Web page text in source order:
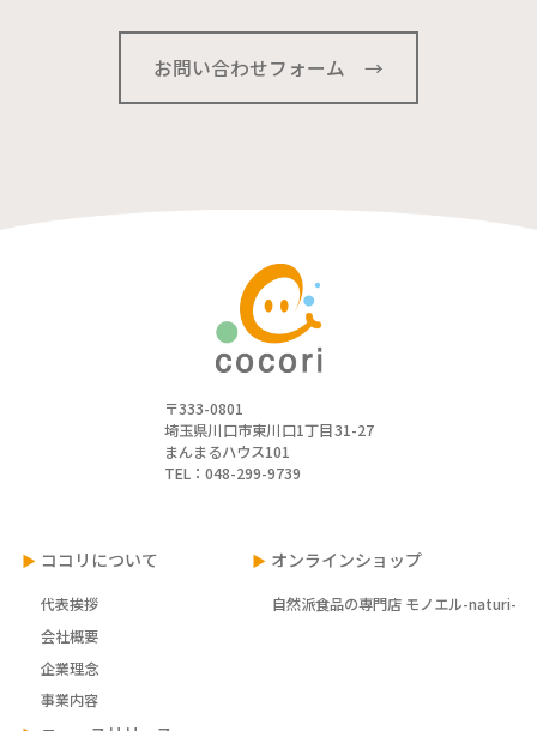
お問い合わせフォーム
〒333-0801
埼玉県川口市東川口1丁目31-27
まんまるハウス101
TEL：048-299-9739
ココリについて
代表挨拶
会社概要
企業理念
事業内容
オンラインショップ
自然派食品の専門店 モノエル-naturi-